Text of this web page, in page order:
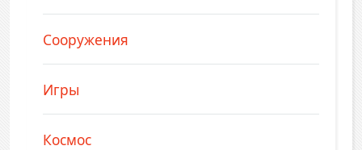
Сооружения
Игры
Космос